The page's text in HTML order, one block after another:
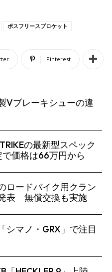
ボスフリースプロケット
Pinterest
Vブレーキシューの違
の最新型スペック
価格は66万円から
ードバイク用クラン
表 無償交換も実施
シマノ・GRX」で注目